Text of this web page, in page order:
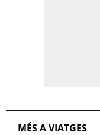
MÉS A VIATGES